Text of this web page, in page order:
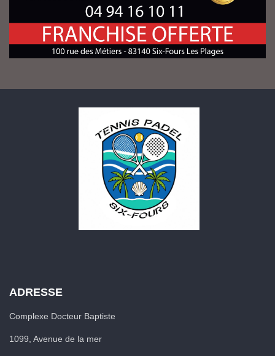
ADRESSE
Complexe Docteur Baptiste
1099, Avenue de la mer